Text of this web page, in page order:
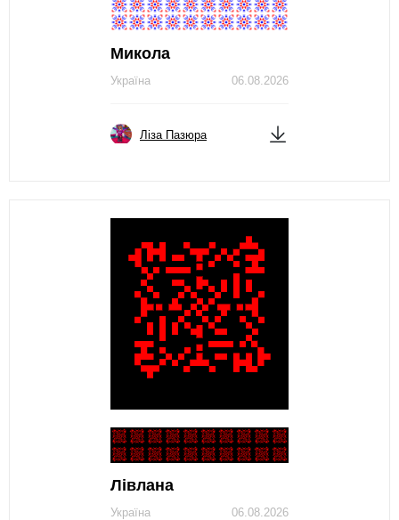
Микола
06.08.2026
Україна
Ліза Пазюра
Лівлана
06.08.2026
Україна